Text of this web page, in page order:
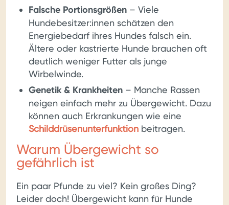
Falsche Portionsgrößen – Viele
Hundebesitzer:innen schätzen den
Energiebedarf ihres Hundes falsch ein.
Ältere oder kastrierte Hunde brauchen oft
deutlich weniger Futter als junge
Wirbelwinde.
Genetik & Krankheiten – Manche Rassen
neigen einfach mehr zu Übergewicht. Dazu
können auch Erkrankungen wie eine
Schilddrüsenunterfunktion beitragen.
Warum Übergewicht so
gefährlich ist
Ein paar Pfunde zu viel? Kein großes Ding?
Leider doch! Übergewicht kann für Hunde